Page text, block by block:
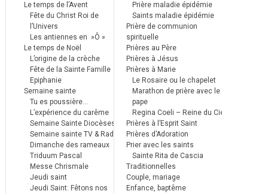
Le temps de l’Avent
Fête du Christ Roi de
l’Univers
Les antiennes en »Ô »
Le temps de Noël
L’origine de la crèche
Fête de la Sainte Famille
Epiphanie
Semaine sainte
Tu es poussière…
L’expérience du carême
Semaine Sainte Diocèses
Semaine sainte TV & Radio
Dimanche des rameaux
Triduum Pascal
Messe Chrismale
Jeudi saint
Jeudi Saint: Fêtons nos
Prière maladie épidémie
Saints maladie épidémie
Prière de communion
spirituelle
Prières au Père
Prières à Jésus
Prières à Marie
Le Rosaire ou le chapelet
Marathon de prière avec le
pape
Regina Coeli – Reine du Ciel
Prières à l’Esprit Saint
Prières d’Adoration
Prier avec les saints
Sainte Rita de Cascia
Traditionnelles
Couple, mariage
Enfance, baptême